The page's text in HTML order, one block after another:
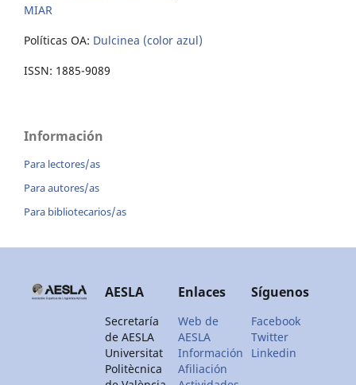
MIAR
Políticas OA: Dulcinea (color azul)
ISSN: 1885-9089
Información
Para lectores/as
Para autores/as
Para bibliotecarios/as
AESLA
Secretaría
de AESLA
Universitat
Politècnica
Enlaces
Web de
AESLA
Información
Afiliación
Síguenos
Facebook
Twitter
Linkedin